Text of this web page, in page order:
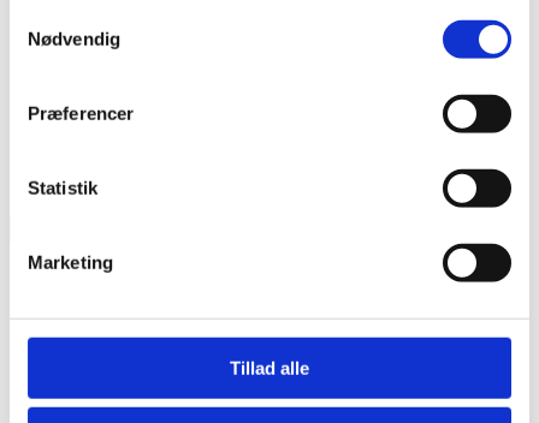
Nødvendig
Præferencer
Statistik
Marketing
Tillad alle
Christmas gift idea 9-12 years
Christmas gift idea 9-12 years
Subcategories